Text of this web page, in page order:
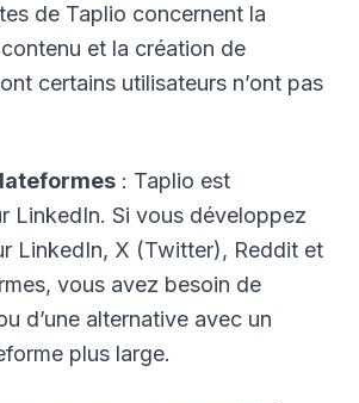
de Taplio concernent la
et la création de
certains utilisateurs n’ont pas
: Taplio est
LinkedIn. Si vous développez
LinkedIn, X (Twitter), Reddit et
vous avez besoin de
d’une alternative avec un
plus large.